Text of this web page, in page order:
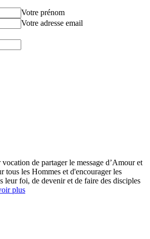
Votre prénom
Votre adresse email
de partager le message d’Amour et
tous les Hommes et d'encourager les
leur foi, de devenir et de faire des disciples
plus